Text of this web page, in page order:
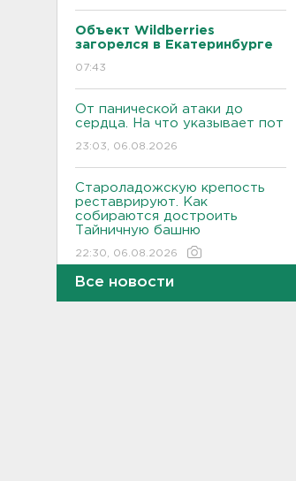
Объект Wildberries
загорелся в Екатеринбурге
07:43
От панической атаки до
сердца. На что указывает пот
23:03, 06.08.2026
Староладожскую крепость
реставрируют. Как
собираются достроить
Тайничную башню
22:30, 06.08.2026
Все новости